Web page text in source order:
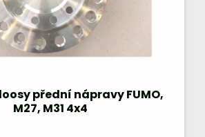
přední nápravy FUMO,
M27, M31 4x4